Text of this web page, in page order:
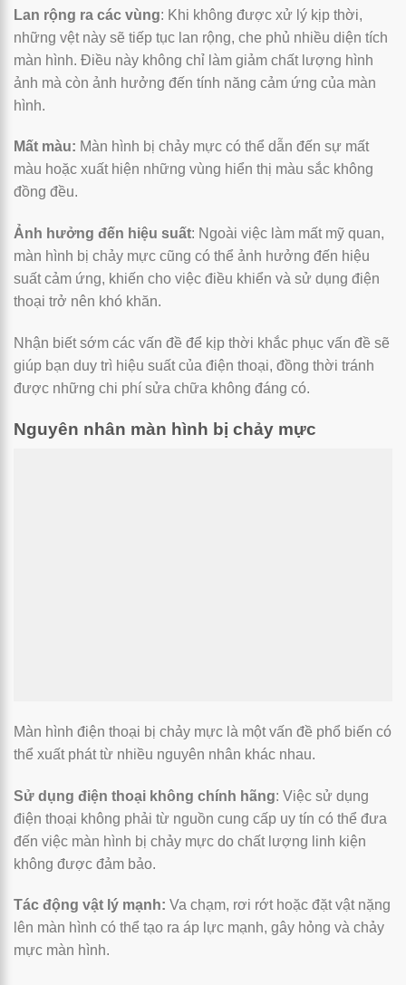
Lan rộng ra các vùng: Khi không được xử lý kịp thời,
những vệt này sẽ tiếp tục lan rộng, che phủ nhiều diện tích
màn hình. Điều này không chỉ làm giảm chất lượng hình
ảnh mà còn ảnh hưởng đến tính năng cảm ứng của màn
hình.
Mất màu: Màn hình bị chảy mực có thể dẫn đến sự mất
màu hoặc xuất hiện những vùng hiển thị màu sắc không
đồng đều.
Ảnh hưởng đến hiệu suất: Ngoài việc làm mất mỹ quan,
màn hình bị chảy mực cũng có thể ảnh hưởng đến hiệu
suất cảm ứng, khiến cho việc điều khiển và sử dụng điện
thoại trở nên khó khăn.
Nhận biết sớm các vấn đề để kịp thời khắc phục vấn đề sẽ
giúp bạn duy trì hiệu suất của điện thoại, đồng thời tránh
được những chi phí sửa chữa không đáng có.
Nguyên nhân màn hình bị chảy mực
Màn hình điện thoại bị chảy mực là một vấn đề phổ biến có
thể xuất phát từ nhiều nguyên nhân khác nhau.
Sử dụng điện thoại không chính hãng: Việc sử dụng
điện thoại không phải từ nguồn cung cấp uy tín có thể đưa
đến việc màn hình bị chảy mực do chất lượng linh kiện
không được đảm bảo.
Tác động vật lý mạnh: Va chạm, rơi rớt hoặc đặt vật nặng
lên màn hình có thể tạo ra áp lực mạnh, gây hỏng và chảy
mực màn hình.